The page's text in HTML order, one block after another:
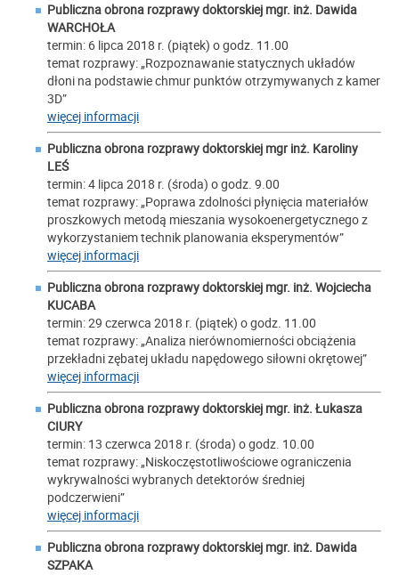
Publiczna obrona rozprawy doktorskiej mgr. inż. Dawida
WARCHOŁA
termin: 6 lipca 2018 r. (piątek) o godz. 11.00
temat rozprawy: „Rozpoznawanie statycznych układów
dłoni na podstawie chmur punktów otrzymywanych z kamer
3D”
więcej informacji
Publiczna obrona rozprawy doktorskiej mgr inż. Karoliny
LEŚ
termin: 4 lipca 2018 r. (środa) o godz. 9.00
temat rozprawy: „Poprawa zdolności płynięcia materiałów
proszkowych metodą mieszania wysokoenergetycznego z
wykorzystaniem technik planowania eksperymentów”
więcej informacji
Publiczna obrona rozprawy doktorskiej mgr. inż. Wojciecha
KUCABA
termin: 29 czerwca 2018 r. (piątek) o godz. 11.00
temat rozprawy: „Analiza nierównomierności obciążenia
przekładni zębatej układu napędowego siłowni okrętowej”
więcej informacji
Publiczna obrona rozprawy doktorskiej mgr. inż. Łukasza
CIURY
termin: 13 czerwca 2018 r. (środa) o godz. 10.00
temat rozprawy: „Niskoczęstotliwościowe ograniczenia
wykrywalności wybranych detektorów średniej
podczerwieni”
więcej informacji
Publiczna obrona rozprawy doktorskiej mgr. inż. Dawida
SZPAKA